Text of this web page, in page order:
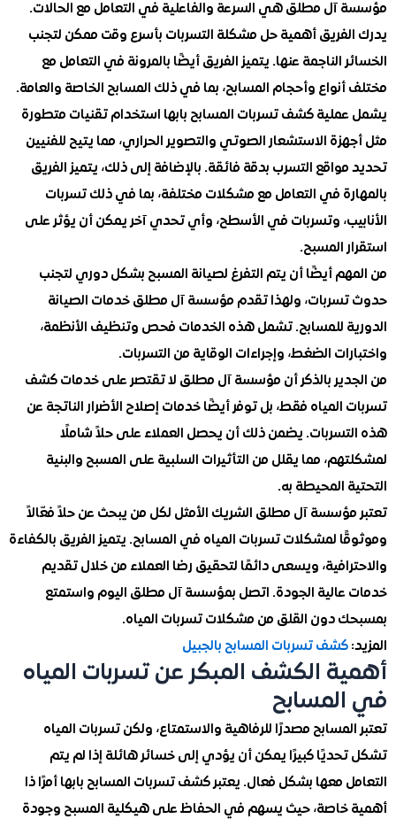
مطلق هي السرعة والفاعلية في التعامل مع الحالات.
أهمية حل مشكلة التسربات بأسرع وقت ممكن لتجنب
الناجمة عنها. يتميز الفريق أيضًا بالمرونة في التعامل مع
وأحجام المسابح، بما في ذلك المسابح الخاصة والعامة.
كشف تسربات المسابح بابها استخدام تقنيات متطورة
الاستشعار الصوتي والتصوير الحراري، مما يتيح للفنيين
التسرب بدقة فائقة. بالإضافة إلى ذلك، يتميز الفريق
في التعامل مع مشكلات مختلفة، بما في ذلك تسربات
وتسربات في الأسطح، وأي تحدي آخر يمكن أن يؤثر على
المسبح.
أيضًا أن يتم التفرغ لصيانة المسبح بشكل دوري لتجنب
ولهذا تقدم مؤسسة آل مطلق خدمات الصيانة
للمسابح. تشمل هذه الخدمات فحص وتنظيف الأنظمة،
الضغط، وإجراءات الوقاية من التسربات.
بالذكر أن مؤسسة آل مطلق لا تقتصر على خدمات كشف
المياه فقط، بل توفر أيضًا خدمات إصلاح الأضرار الناتجة عن
يضمن ذلك أن يحصل العملاء على حلاً شاملًا
مما يقلل من التأثيرات السلبية على المسبح والبنية
المحيطة به.
آل مطلق الشريك الأمثل لكل من يبحث عن حلاً فعّالاً
لمشكلات تسربات المياه في المسابح. يتميز الفريق بالكفاءة
ويسعى دائمًا لتحقيق رضا العملاء من خلال تقديم
الجودة. اتصل بمؤسسة آل مطلق اليوم واستمتع
دون القلق من مشكلات تسربات المياه.
كشف تسربات المسابح بالجبيل
الكشف المبكر عن تسربات المياه
مصدرًا للرفاهية والاستمتاع، ولكن تسربات المياه
كبيرًا يمكن أن يؤدي إلى خسائر هائلة إذا لم يتم
معها بشكل فعال. يعتبر كشف تسربات المسابح بابها أمرًا ذا
خاصة، حيث يسهم في الحفاظ على هيكلية المسبح وجودة